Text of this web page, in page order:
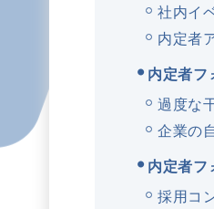
社内イ
内定者
内定者フ
過度な
企業の
内定者フ
採用コ